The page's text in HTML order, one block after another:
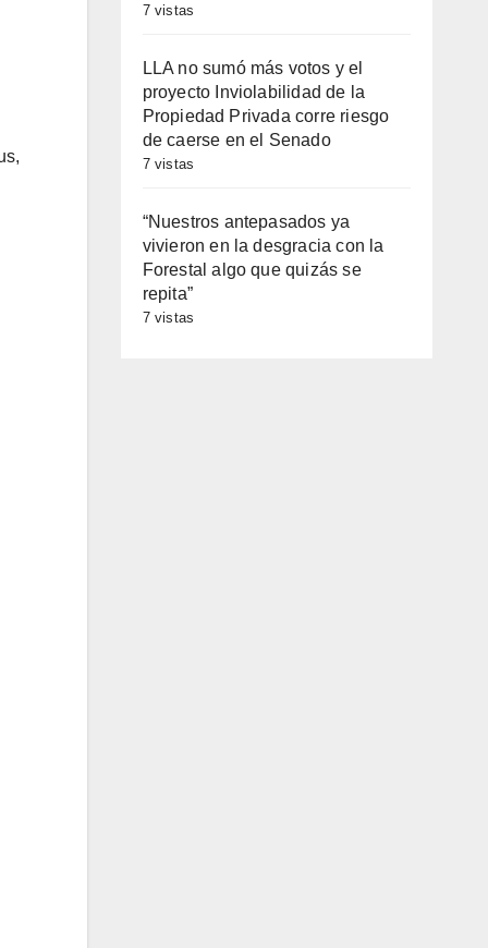
7 vistas
LLA no sumó más votos y el
proyecto Inviolabilidad de la
Propiedad Privada corre riesgo
de caerse en el Senado
7 vistas
“Nuestros antepasados ya
vivieron en la desgracia con la
Forestal algo que quizás se
repita”
7 vistas